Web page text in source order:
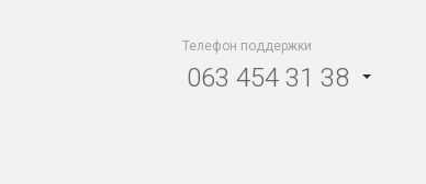
Телефон поддержки
063 454 31 38